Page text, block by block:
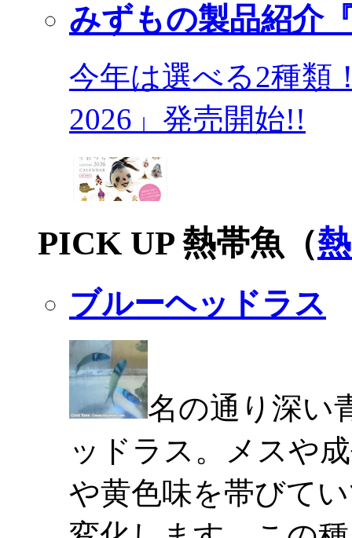
みずもの製品紹介
今年は選べる2種類
2026」発売開始!!
PICK UP 熱帯魚（
ブルーヘッドラス
名の通り深い
ッドラス。メスや
や黄色味を帯びて